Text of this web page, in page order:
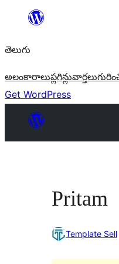
విషయానికి
తెలుగు
అలంకారాలుప్లగిన్లువార్తలు
Get WordPress
Pritam
Template Sell